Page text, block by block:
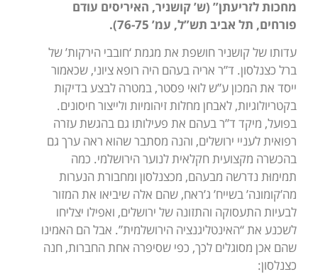
מחכות לזריעתן” (ש’ קושניר, האיריסים עודם
פורחים, תל אביב תש”ל, עמ’ 76-75).
עדותו של קושניר חושפת את מגמת ‘חובבי הירקות’ של
ברל כצנלסון. ד”ר אריה בעהם היה רופא ציוני, שכאמור
ייסד את המכון ע”ש לואי פסטר, במטרה לבצע בדיקות
בקטריולוגיות, לאבחן מחלות זיהומיות ולייצור חיסונים.
בפועל, מיקד ד”ר בעהם את פעילותו גם בהגשת עזרה
רפואית לעניי ירושלים, והנה מסתבר שהוא ראה ערך גם
בהכשרה מקצועית חקלאית לנוער הירושלמי. כמה
תמימוּת נדרשה מבעהם, מכצנלסון ומחבורת הנערות
מה’קומונה’ בשייח’ ג’ראח, שהם אלה שיביאו את המזור
לבעיות התעסוקה והתזונה של ירושלים, ואפילו יצליחו
לשכנע את “האינטליגנציה הירושלמית”. אבל הם האמינו
שהם אכן מסוגלים לכך, כפי שסיפרה אחת החברות, חנה
כצנלסון: